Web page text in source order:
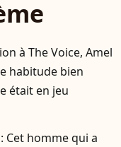
à The Voice, Amel
habitude bien
était en jeu
Cet homme qui a